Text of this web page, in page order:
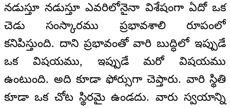
నడుస్తూ నడుస్తూ ఎవరిలోనైనా విశేషంగా ఏదో ఒక
చెడు సంస్కారము ప్రభావశాలి రూపంలో
కనిపిస్తుంది. దాని ప్రభావంతో వారి బుద్ధిలో ఇప్పుడే
ఒక విషయము, ఇప్పుడే మరో విషయము
ఉంటుంది. అది కూడా ఫోర్సుగా చెప్తారు. వారి స్థితి
కూడా ఒక చోట స్థిరమై ఉండదు. వారు స్వయాన్ని